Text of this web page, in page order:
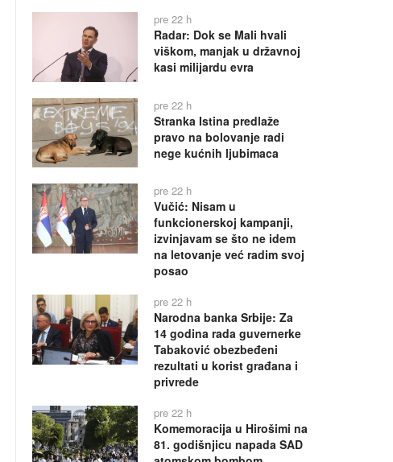
pre 22 h
Radar: Dok se Mali hvali
viškom, manjak u državnoj
kasi milijardu evra
pre 22 h
Stranka Istina predlaže
pravo na bolovanje radi
nege kućnih ljubimaca
pre 22 h
Vučić: Nisam u
funkcionerskoj kampanji,
izvinjavam se što ne idem
na letovanje već radim svoj
posao
pre 22 h
Narodna banka Srbije: Za
14 godina rada guvernerke
Tabaković obezbeđeni
rezultati u korist građana i
privrede
pre 22 h
Komemoracija u Hirošimi na
81. godišnjicu napada SAD